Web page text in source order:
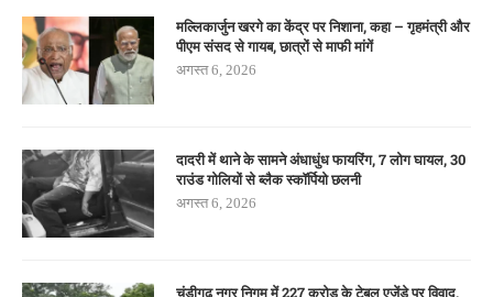
मल्लिकार्जुन खरगे का केंद्र पर निशाना, कहा – गृहमंत्री और
पीएम संसद से गायब, छात्रों से माफी मांगें
अगस्त 6, 2026
दादरी में थाने के सामने अंधाधुंध फायरिंग, 7 लोग घायल, 30
राउंड गोलियों से ब्लैक स्कॉर्पियो छलनी
अगस्त 6, 2026
चंडीगढ़ नगर निगम में 227 करोड़ के टेबल एजेंडे पर विवाद,